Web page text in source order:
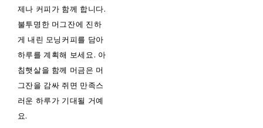
제나 커피가 함께 합니다.
불투명한 머그잔에 진하
게 내린 모닝커피를 담아
하루를 계획해 보세요. 아
침햇살을 함께 머금은 머
그잔을 감싸 쥐면 만족스
러운 하루가 기대될 거예
요.